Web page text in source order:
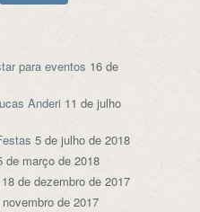
para eventos 16 de
Anderi 11 de julho
5 de julho de 2018
de março de 2018
18 de dezembro de 2017
de 2017